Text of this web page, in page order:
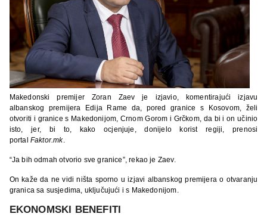
Makedonski premijer Zoran Zaev je izjavio, komentirajući izjavu
albanskog premijera Edija Rame da, pored granice s Kosovom, želi
otvoriti i granice s Makedonijom, Crnom Gorom i Grčkom, da bi i on učinio
isto, jer, bi to, kako ocjenjuje, donijelo korist regiji, prenosi
portal Faktor.mk.
“Ja bih odmah otvorio sve granice”, rekao je Zaev.
On kaže da ne vidi ništa sporno u izjavi albanskog premijera o otvaranju
granica sa susjedima, uključujući i s Makedonijom.
EKONOMSKI BENEFITI